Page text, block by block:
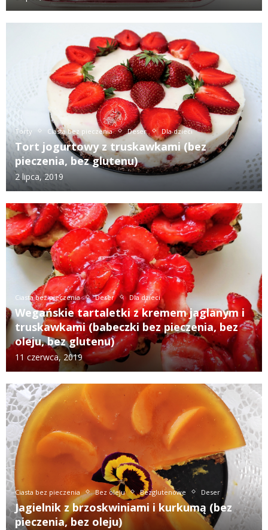
Torty Ciasta bez pieczenia Deser Dla dzieci
Tort jogurtowy z truskawkami (bez
pieczenia, bez glutenu)
2 lipca, 2019
Ciasta bez pieczenia Deser Dla dzieci
Wegańskie tartaletki z kremem jaglanym i
truskawkami (babeczki bez pieczenia, bez
oleju, bez glutenu)
11 czerwca, 2019
Ciasta bez pieczenia Bez oleju Bezglutenowe Deser
Jagielnik z brzoskwiniami i kurkumą (bez
pieczenia, bez oleju)